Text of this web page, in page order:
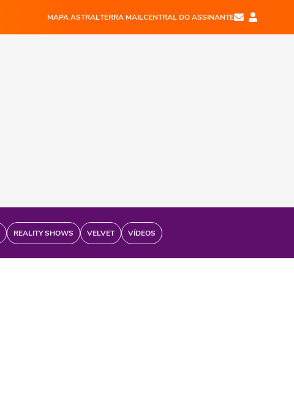
MAPA ASTRALTERRA MAILCENTRAL DO ASSINANTE
REALITY SHOWS VELVET VÍDEOS